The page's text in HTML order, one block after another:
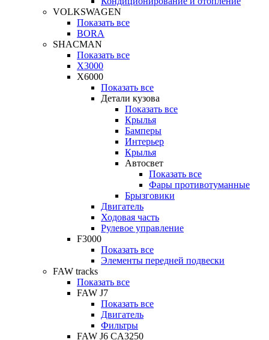
VOLKSWAGEN
Показать все
BORA
SHACMAN
Показать все
X3000
X6000
Показать все
Детали кузова
Показать все
Крылья
Бамперы
Интерьер
Крылья
Автосвет
Показать все
Фары противотуманные
Брызговики
Двигатель
Ходовая часть
Рулевое управление
F3000
Показать все
Элементы передней подвески
FAW tracks
Показать все
FAW J7
Показать все
Двигатель
Фильтры
FAW J6 CA3250